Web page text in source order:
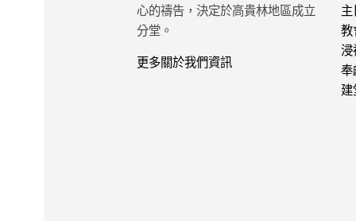
心的禱告，決定於高貴林地區成立
分堂。
更多關於我們資訊
主
教
浸
奉
建